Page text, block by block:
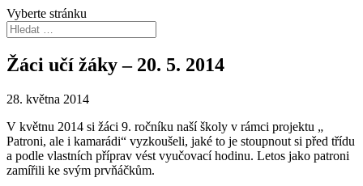
Vyberte stránku
Žáci učí žáky – 20. 5. 2014
28. května 2014
V květnu 2014 si žáci 9. ročníku naší školy v rámci projektu „
Patroni, ale i kamarádi“ vyzkoušeli, jaké to je stoupnout si před třídu
a podle vlastních příprav vést vyučovací hodinu. Letos jako patroni
zamířili ke svým prvňáčkům.